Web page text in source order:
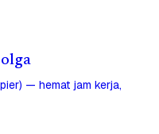
— hemat jam kerja,